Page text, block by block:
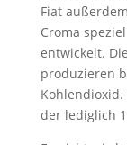
Fiat
Croma
entwickelt.
produzieren
der lediglich